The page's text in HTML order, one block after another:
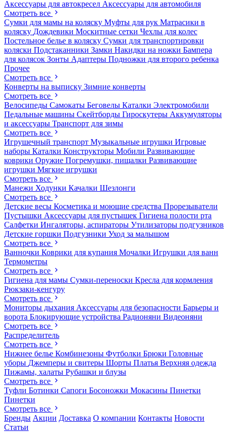
Аксессуары для автокресел Аксессуары для автомобиля
Смотреть все
Сумки для мамы на коляску Муфты для рук Матрасики в
коляску Дождевики Москитные сетки Чехлы для колес
Постельное белье в коляску Сумки для транспортировки
коляски Подстаканники Замки Накидки на ножки Бампера
для колясок Зонты Адаптеры Подножки для второго ребенка
Прочее
Смотреть все
Конверты на выписку Зимние конверты
Смотреть все
Велосипеды Самокаты Беговелы Каталки Электромобили
Педальные машины Скейтборды Гироскутеры Аккумуляторы
и аксессуары Транспорт для зимы
Смотреть все
Игрушечный транспорт Музыкальные игрушки Игровые
наборы Каталки Конструкторы Мобили Развивающие
коврики Оружие Погремушки, пищалки Развивающие
игрушки Мягкие игрушки
Смотреть все
Манежи Ходунки Качалки Шезлонги
Смотреть все
Детские весы Косметика и моющие средства Прорезыватели
Пустышки Аксессуары для пустышек Гигиена полости рта
Салфетки Ингаляторы, аспираторы Утилизаторы подгузников
Детские горшки Подгузники Уход за малышом
Смотреть все
Ванночки Коврики для купания Мочалки Игрушки для ванн
Термометры
Смотреть все
Гигиена для мамы Сумки-переноски Кресла для кормления
Рюкзаки-кенгуру
Смотреть все
Мониторы дыхания Аксессуары для безопасности Барьеры и
ворота Блокирующие устройства Радионяни Видеоняни
Смотреть все
Распределитель
Смотреть все
Нижнее белье Комбинезоны Футболки Брюки Головные
уборы Джемперы и свитеры Шорты Платья Верхняя одежда
Пижамы, халаты Рубашки и блузы
Смотреть все
Туфли Ботинки Сапоги Босоножки Мокасины Пинетки
Пинетки
Смотреть все
Бренды Акции Доставка О компании Контакты Новости
Статьи